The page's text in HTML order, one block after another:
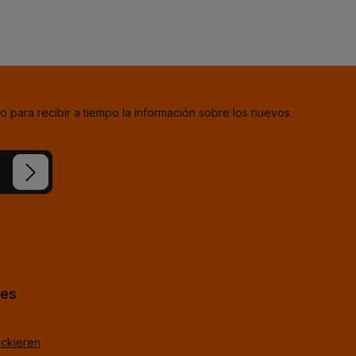
para recibir a tiempo la información sobre los nuevos